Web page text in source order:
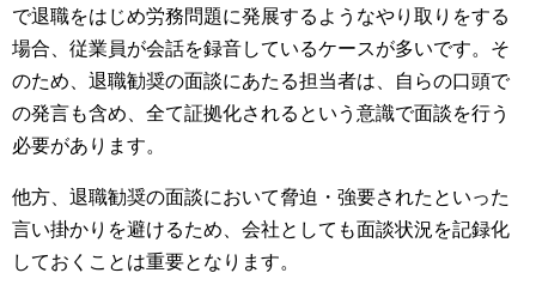
で退職をはじめ労務問題に発展するようなやり取りをする
場合、従業員が会話を録音しているケースが多いです。そ
のため、退職勧奨の面談にあたる担当者は、自らの口頭で
の発言も含め、全て証拠化されるという意識で面談を行う
必要があります。
他方、退職勧奨の面談において脅迫・強要されたといった
言い掛かりを避けるため、会社としても面談状況を記録化
しておくことは重要となります。